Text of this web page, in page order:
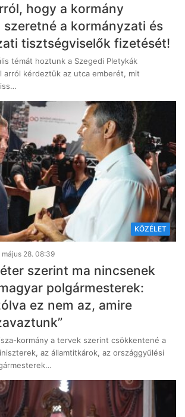
hogy a kormány
a kormányzati és
tisztségviselők fizetését!
témát hoztunk a Szegedi Pletykák
arról kérdeztük az utca emberét, mit
KÖZÉLET
május 28. 08:39
szerint ma nincsenek
polgármesterek:
ez nem az, amire
kormány a tervek szerint csökkentené a
az államtitkárok, az országgyűlési